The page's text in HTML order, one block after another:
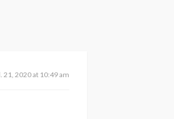
21, 2020 at 10:49 am